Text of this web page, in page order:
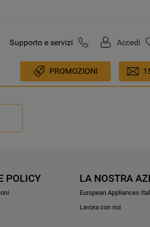
Supporto e servizi Accedi
PROMOZIONI
POLICY LA NOSTRA
European Appliances
Lavora con noi